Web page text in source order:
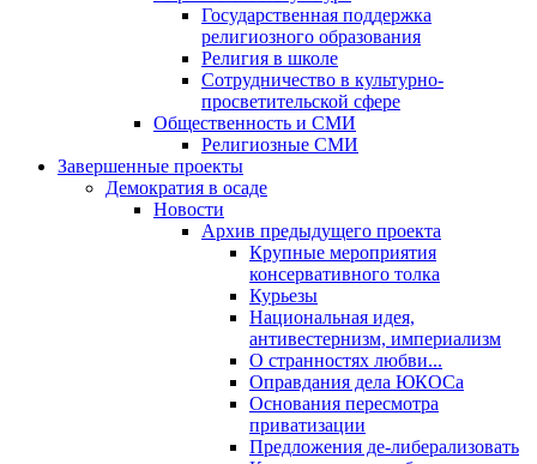
Государственная поддержка
религиозного образования
Религия в школе
Сотрудничество в культурно-
просветительской сфере
Общественность и СМИ
Религиозные СМИ
Завершенные проекты
Демократия в осаде
Новости
Архив предыдущего проекта
Крупные мероприятия
консервативного толка
Курьезы
Национальная идея,
антивестернизм, империализм
О странностях любви...
Оправдания дела ЮКОСа
Основания пересмотра
приватизации
Предложения де-либерализовать